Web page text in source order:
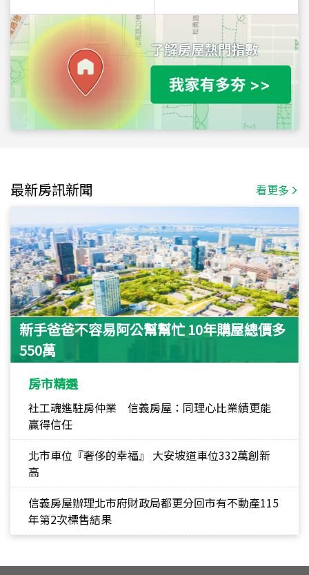
最新房訊新聞 看更多
新手爸爸不容易阿公幫幫忙 10年購屋總價多
550萬
房市精選
社工魂進駐房仲業 信義房屋：同理心比業績更能
贏得信任
北市車位『奢侈的幸福』 大安坡道車位332萬創新
高
信義房屋辦理北市府財政局都更分回市有不動產115
年第2次標售結果